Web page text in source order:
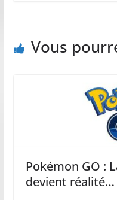
Vous
Pokémon GO :
devient réalité…